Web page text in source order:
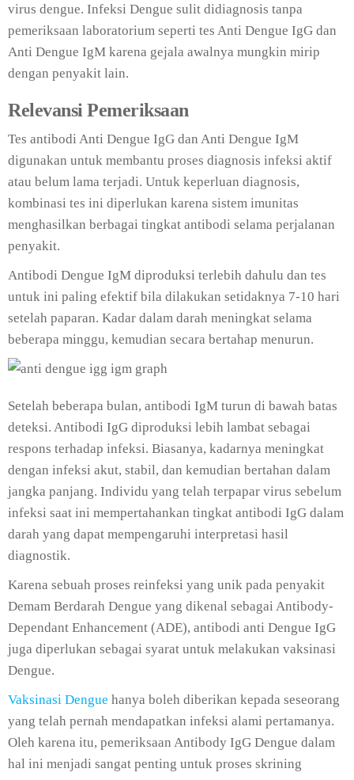
virus dengue. Infeksi Dengue sulit didiagnosis tanpa
pemeriksaan laboratorium seperti tes Anti Dengue IgG dan
Anti Dengue IgM karena gejala awalnya mungkin mirip
dengan penyakit lain.
Relevansi Pemeriksaan
Tes antibodi Anti Dengue IgG dan Anti Dengue IgM
digunakan untuk membantu proses diagnosis infeksi aktif
atau belum lama terjadi. Untuk keperluan diagnosis,
kombinasi tes ini diperlukan karena sistem imunitas
menghasilkan berbagai tingkat antibodi selama perjalanan
penyakit.
Antibodi Dengue IgM diproduksi terlebih dahulu dan tes
untuk ini paling efektif bila dilakukan setidaknya 7-10 hari
setelah paparan. Kadar dalam darah meningkat selama
beberapa minggu, kemudian secara bertahap menurun.
Setelah beberapa bulan, antibodi IgM turun di bawah batas
deteksi. Antibodi IgG diproduksi lebih lambat sebagai
respons terhadap infeksi. Biasanya, kadarnya meningkat
dengan infeksi akut, stabil, dan kemudian bertahan dalam
jangka panjang. Individu yang telah terpapar virus sebelum
infeksi saat ini mempertahankan tingkat antibodi IgG dalam
darah yang dapat mempengaruhi interpretasi hasil
diagnostik.
Karena sebuah proses reinfeksi yang unik pada penyakit
Demam Berdarah Dengue yang dikenal sebagai Antibody-
Dependant Enhancement (ADE), antibodi anti Dengue IgG
juga diperlukan sebagai syarat untuk melakukan vaksinasi
Dengue.
Vaksinasi Dengue hanya boleh diberikan kepada seseorang
yang telah pernah mendapatkan infeksi alami pertamanya.
Oleh karena itu, pemeriksaan Antibody IgG Dengue dalam
hal ini menjadi sangat penting untuk proses skrining